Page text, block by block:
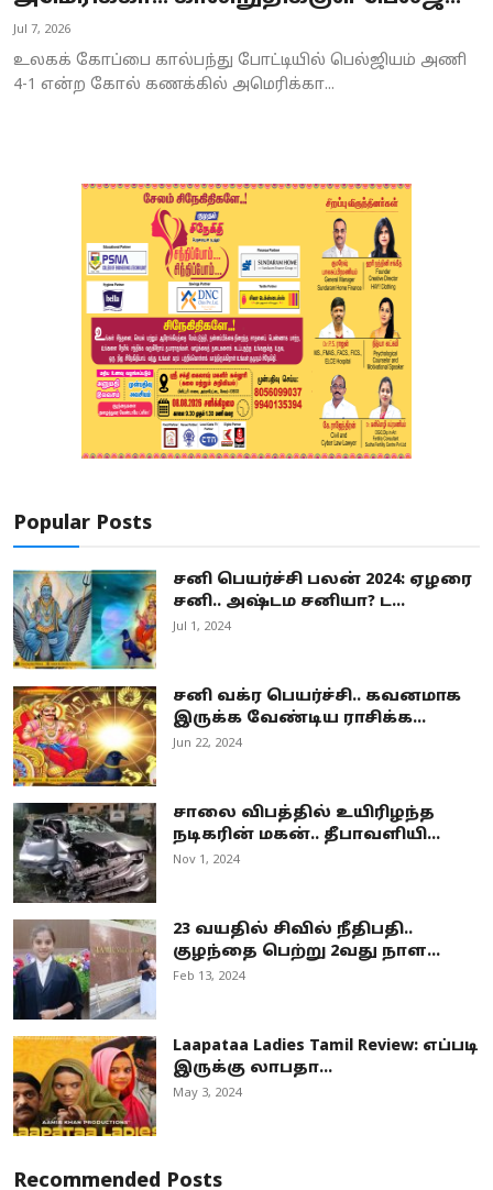
Spirituality
Weather
Jul 7, 2026
உலகக் கோப்பை கால்பந்து போட்டியில் பெல்ஜியம் அணி
4-1 என்ற கோல் கணக்கில் அமெரிக்கா...
Popular Posts
சனி பெயர்ச்சி பலன் 2024: ஏழரை
சனி.. அஷ்டம சனியா? ட...
Jul 1, 2024
சனி வக்ர பெயர்ச்சி.. கவனமாக
இருக்க வேண்டிய ராசிக்க...
Jun 22, 2024
சாலை விபத்தில் உயிரிழந்த
நடிகரின் மகன்.. தீபாவளியி...
Nov 1, 2024
23 வயதில் சிவில் நீதிபதி..
குழந்தை பெற்று 2வது நாள...
Feb 13, 2024
Laapataa Ladies Tamil Review: எப்படி
இருக்கு லாபதா...
May 3, 2024
Recommended Posts